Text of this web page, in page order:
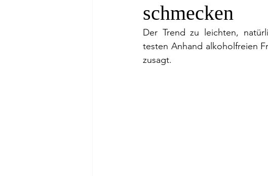
schmecken
Der Trend zu leichten,
testen Anhand alkoholfreien
zusagt.